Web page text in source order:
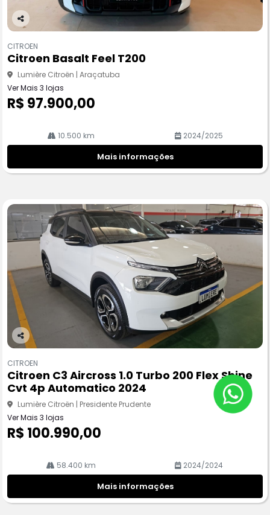
Co
pa
rtil
he
CITROEN
Citroen Basalt Feel T200
Lumière Citroën | Araçatuba
Ver Mais 3 lojas
R$ 97.900,00
10.500 km 2024/2025
Mais informações
Co
pa
rtil
he
CITROEN
Citroen C3 Aircross 1.0 Turbo 200 Flex Shine
Cvt 4p Automatico 2024
Lumière Citroën | Presidente Prudente
Ver Mais 3 lojas
R$ 100.990,00
58.400 km 2024/2024
Mais informações